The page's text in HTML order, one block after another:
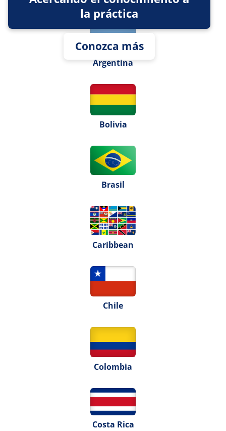
la práctica
Conozca más
de la Región
Argentina
Bolivia
Brasil
Caribbean
Chile
Colombia
Costa Rica